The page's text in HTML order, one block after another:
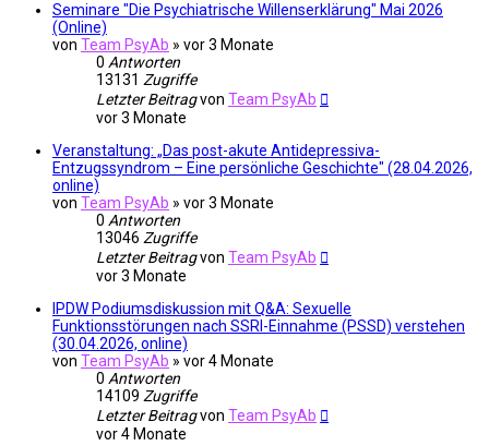
Seminare "Die Psychiatrische Willenserklärung" Mai 2026
(Online)
von Team PsyAb » vor 3 Monate
0 Antworten
13131 Zugriffe
Letzter Beitragvon Team PsyAb
vor 3 Monate
Veranstaltung: „Das post-akute Antidepressiva-
Entzugssyndrom – Eine persönliche Geschichte" (28.04.2026,
online)
von Team PsyAb » vor 3 Monate
0 Antworten
13046 Zugriffe
Letzter Beitragvon Team PsyAb
vor 3 Monate
IPDW Podiumsdiskussion mit Q&A: Sexuelle
Funktionsstörungen nach SSRI-Einnahme (PSSD) verstehen
(30.04.2026, online)
von Team PsyAb » vor 4 Monate
0 Antworten
14109 Zugriffe
Letzter Beitragvon Team PsyAb
vor 4 Monate